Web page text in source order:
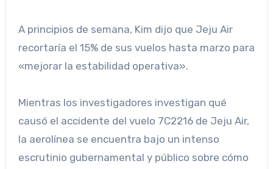
A principios de semana, Kim dijo que Jeju Air
recortaría el 15% de sus vuelos hasta marzo para
«mejorar la estabilidad operativa».
Mientras los investigadores investigan qué
causó el accidente del vuelo 7C2216 de Jeju Air,
la aerolínea se encuentra bajo un intenso
escrutinio gubernamental y público sobre cómo